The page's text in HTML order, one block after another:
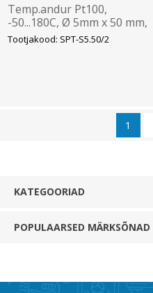
Temp.andur Pt100,
-50...180C, Ø 5mm x 50 mm,
3-juhet, SUS, silikon kaabel
2m, Resitermica
Tootjakood: SPT-S5.50/2
1
KATEGOORIAD
POPULAARSED MÄRKSÕNAD